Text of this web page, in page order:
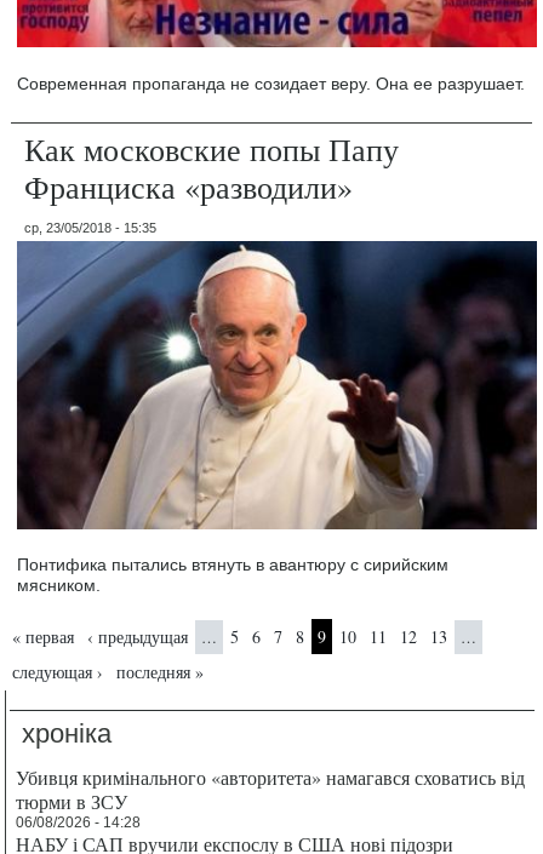
Современная пропаганда не созидает веру. Она ее разрушает.
Как московские попы Папу
Франциска «разводили»
ср, 23/05/2018 - 15:35
Понтифика пытались втянуть в авантюру с сирийским
мясником.
Страницы
« первая ‹ предыдущая … 5 6 7 8 9 10 11 12 13 …
следующая › последняя »
хроніка
Убивця кримінального «авторитета» намагався сховатись від
тюрми в ЗСУ
06/08/2026 - 14:28
НАБУ і САП вручили експослу в США нові підозри